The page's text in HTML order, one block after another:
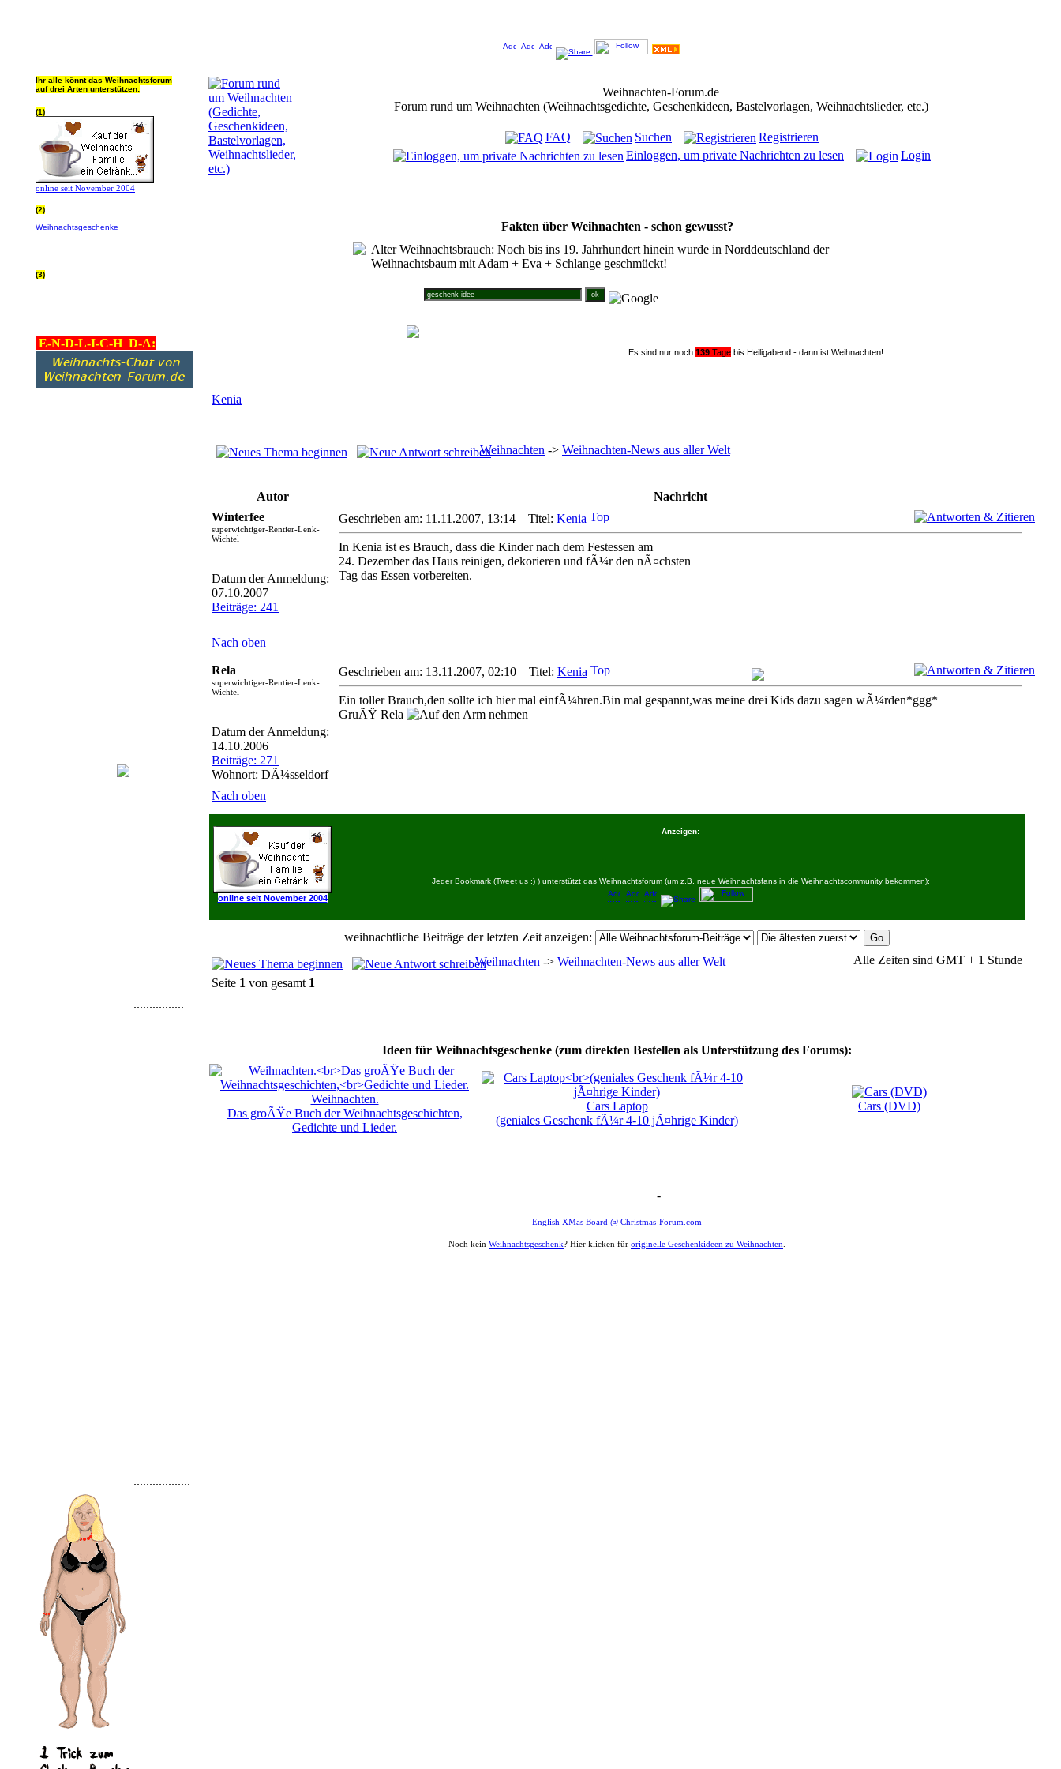
Ihr alle könnt das Weihnachtsforum
auf drei Arten unterstützen:
(1)
online seit November 2004
(2)
Weihnachtsgeschenke
(3)
E-N-D-L-I-C-H D-A:
................
..................
Weihnachten-Forum.de
Forum rund um Weihnachten (Weihnachtsgedichte, Geschenkideen, Bastelvorlagen, Weihnachtslieder, etc.)
FAQ Suchen
Registrieren
Einloggen, um private Nachrichten zu lesen
Login
Fakten über Weihnachten - schon gewusst?
Alter Weihnachtsbrauch: Noch bis ins 19. Jahrhundert hinein wurde in Norddeutschland der
Weihnachtsbaum mit Adam + Eva + Schlange geschmückt!
Es sind nur noch 139 Tage bis Heiligabend - dann ist Weihnachten!
Kenia
Weihnachten -> Weihnachten-News aus aller Welt
Autor
Nachricht
Winterfee
superwichtiger-Rentier-Lenk-
Wichtel
Datum der Anmeldung:
07.10.2007
Beiträge: 241
Geschrieben am: 11.11.2007, 13:14 Titel: Kenia
In Kenia ist es Brauch, dass die Kinder nach dem Festessen am
24. Dezember das Haus reinigen, dekorieren und fÃ¼r den nÃ¤chsten
Tag das Essen vorbereiten.
Nach oben
Rela
superwichtiger-Rentier-Lenk-
Wichtel
Datum der Anmeldung:
14.10.2006
Beiträge: 271
Wohnort: DÃ¼sseldorf
Geschrieben am: 13.11.2007, 02:10 Titel: Kenia
Ein toller Brauch,den sollte ich hier mal einfÃ¼hren.Bin mal gespannt,was meine drei Kids dazu sagen wÃ¼rden*ggg*
GruÃŸ Rela
Nach oben
online seit November 2004
Anzeigen:
Jeder Bookmark (Tweet us ;) ) unterstützt das Weihnachtsforum (um z.B. neue Weihnachtsfans in die Weihnachtscommunity bekommen):
weihnachtliche Beiträge der letzten Zeit anzeigen:
Weihnachten -> Weihnachten-News aus aller Welt
Alle Zeiten sind GMT + 1 Stunde
Seite 1 von gesamt 1
Ideen für Weihnachtsgeschenke (zum direkten Bestellen als Unterstützung des Forums):
Weihnachten.
Das groÃŸe Buch der Weihnachtsgeschichten,
Gedichte und Lieder.
Cars Laptop
(geniales Geschenk fÃ¼r 4-10 jÃ¤hrige Kinder)
Cars (DVD)
-
English XMas Board @ Christmas-Forum.com
Noch kein Weihnachtsgeschenk? Hier klicken für originelle Geschenkideen zu Weihnachten